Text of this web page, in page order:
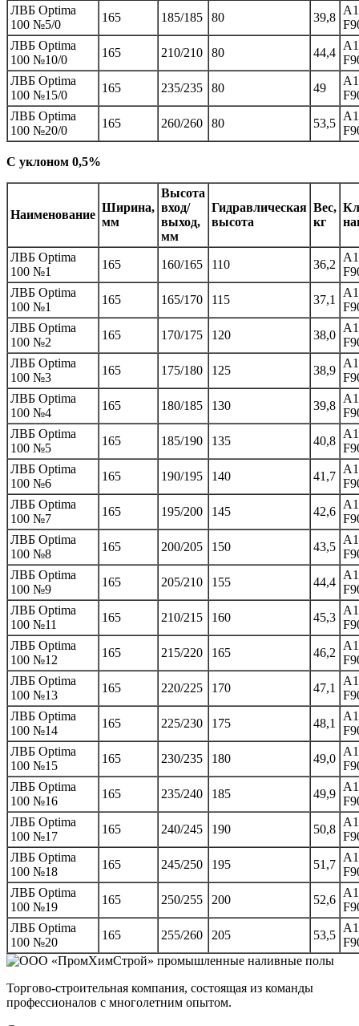
ЛВБ Optima
100 №5/0
165 185/185 80 39,8
ЛВБ Optima
100 №10/0
165 210/210 80 44,4
ЛВБ Optima
100 №15/0
165 235/235 80 49
ЛВБ Optima
100 №20/0
165 260/260 80 53,5
С уклоном 0,5%
Наименование
Ширина,
мм
Высота
вход/
выход,
мм
Гидравлическая
высота
Вес,
кг
ЛВБ Optima
100 №1
165 160/165 110 36,2
ЛВБ Optima
100 №1
165 165/170 115 37,1
ЛВБ Optima
100 №2
165 170/175 120 38,0
ЛВБ Optima
100 №3
165 175/180 125 38,9
ЛВБ Optima
100 №4
165 180/185 130 39,8
ЛВБ Optima
100 №5
165 185/190 135 40,8
ЛВБ Optima
100 №6
165 190/195 140 41,7
ЛВБ Optima
100 №7
165 195/200 145 42,6
ЛВБ Optima
100 №8
165 200/205 150 43,5
ЛВБ Optima
100 №9
165 205/210 155 44,4
ЛВБ Optima
100 №11
165 210/215 160 45,3
ЛВБ Optima
100 №12
165 215/220 165 46,2
ЛВБ Optima
100 №13
165 220/225 170 47,1
ЛВБ Optima
100 №14
165 225/230 175 48,1
ЛВБ Optima
100 №15
165 230/235 180 49,0
ЛВБ Optima
100 №16
165 235/240 185 49,9
ЛВБ Optima
100 №17
165 240/245 190 50,8
ЛВБ Optima
100 №18
165 245/250 195 51,7
ЛВБ Optima
100 №19
165 250/255 200 52,6
ЛВБ Optima
100 №20
165 255/260 205 53,5
Торгово-строительная компания, состоящая из команды
профессионалов с многолетним опытом.